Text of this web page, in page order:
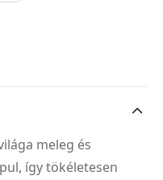
meleg és
így tökéletesen